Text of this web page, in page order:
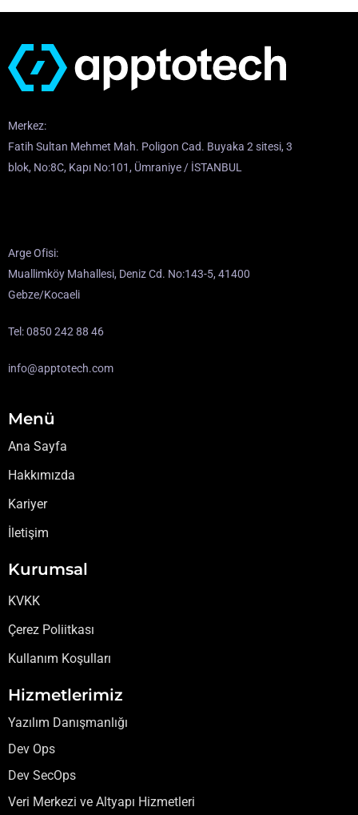
Merkez:
Fatih Sultan Mehmet Mah. Poligon Cad. Buyaka 2 sitesi, 3
blok, No:8C, Kapı No:101, Ümraniye / İSTANBUL
Arge Ofisi:
Muallimköy Mahallesi, Deniz Cd. No:143-5, 41400
Gebze/Kocaeli
Tel: 0850 242 88 46
info@apptotech.com
Menü
Ana Sayfa
Hakkımızda
Kariyer
İletişim
Kurumsal
KVKK
Çerez Poliitkası
Kullanım Koşulları
Hizmetlerimiz
Yazılım Danışmanlığı
Dev Ops
Dev SecOps
Veri Merkezi ve Altyapı Hizmetleri